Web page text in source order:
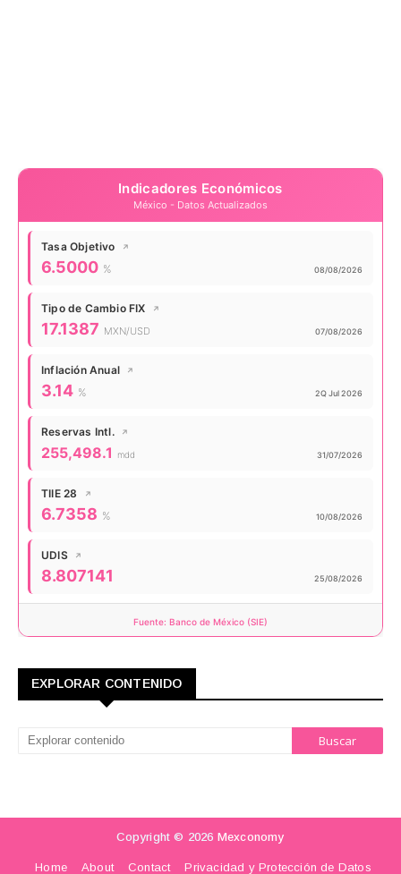
Indicadores Económicos
México - Datos Actualizados
Tasa Objetivo ↗
Valor actual:
6.5000 % Actualizado:
08/08/2026
Tipo de Cambio FIX ↗
Valor actual:
17.1387 MXN/USD Actualizado:
07/08/2026
Inflación Anual ↗
Valor actual:
3.14 % Actualizado:
2Q Jul 2026
Reservas Intl. ↗
Valor actual:
255,498.1 mdd Actualizado:
31/07/2026
TIIE 28 ↗
Valor actual:
6.7358 % Actualizado:
10/08/2026
UDIS ↗
Valor actual:
8.807141 Actualizado:
25/08/2026
Fuente: Banco de México (SIE)
EXPLORAR CONTENIDO
Copyright © 2026 Mexconomy
Home About Contact Privacidad y Protección de Datos